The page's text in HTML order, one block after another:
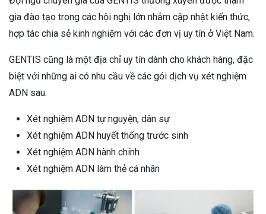
gia đào tạo trong các hội nghị lớn nhắm cập nhật kiến thức,
hợp tác chia sẻ kinh nghiệm với các đơn vị uy tín ở Việt Nam.
GENTIS cũng là một địa chỉ uy tín dành cho khách hàng, đặc
biệt với những ai có nhu cầu về các gói dịch vụ xét nghiệm
ADN sau:
Xét nghiệm ADN tự nguyện, dân sự
Xét nghiệm ADN huyết thống trước sinh
Xét nghiệm ADN hành chính
Xét nghiệm ADN làm thẻ cá nhân